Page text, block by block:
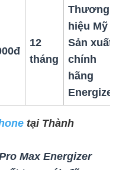
12
tháng
Thương
hiệu Mỹ –
Sản xuất
chính
hãng
Energizer
tại Thành
Max Energizer